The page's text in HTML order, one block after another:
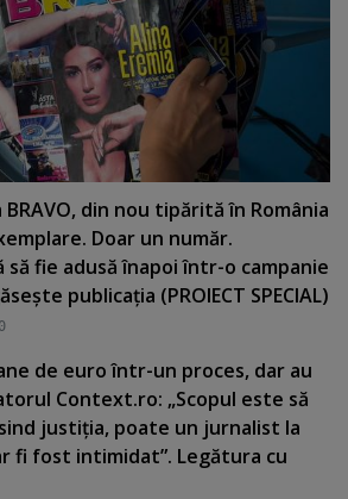
BRAVO, din nou tipărită în România
Doar un număr.
să fie adusă înapoi într-o campanie
publicaţia (PROIECT SPECIAL)
de euro într-un proces, dar au
Context.ro: „Scopul este să
justiţia, poate un jurnalist la
fi fost intimidat”. Legătura cu